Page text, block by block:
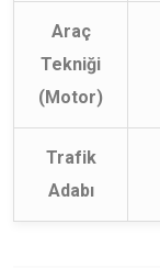
Araç
Tekniği
(Motor)
Trafik
Adabı